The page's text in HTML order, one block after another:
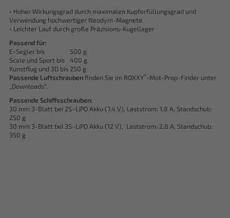
• Hoher Wirkungsgrad durch maximalen Kupferfüllungsgrad und
Verwendung hochwertiger Neodym-Magnete.
• Leichter Lauf durch große Präzisions-Kugellager
Passend für:
E-Segler bis
500 g
Scale und Sport bis
400 g
Kunstflug und 3D bis 250 g
Passende Luftschraubenfinden Sie im ROXXY®-Mot-Prop-Finder unter
„Downloads“.
Passende Schiffsschrauben:
30 mm 3-Blatt bei 2S–LiPO Akku (7,4 V), Laststrom: 1,8 A, Standschub:
250 g
30 mm 3-Blatt bei 3S–LiPO Akku (12 V), Laststrom: 2,8 A, Standschub:
350 g